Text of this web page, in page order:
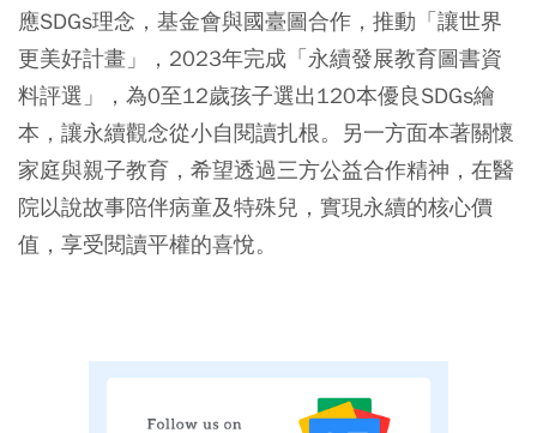
應SDGs理念，基金會與國臺圖合作，推動「讓世界
更美好計畫」，2023年完成「永續發展教育圖書資
料評選」，為0至12歲孩子選出120本優良SDGs繪
本，讓永續觀念從小自閱讀扎根。另一方面本著關懷
家庭與親子教育，希望透過三方公益合作精神，在醫
院以說故事陪伴病童及特殊兒，實現永續的核心價
值，享受閱讀平權的喜悅。